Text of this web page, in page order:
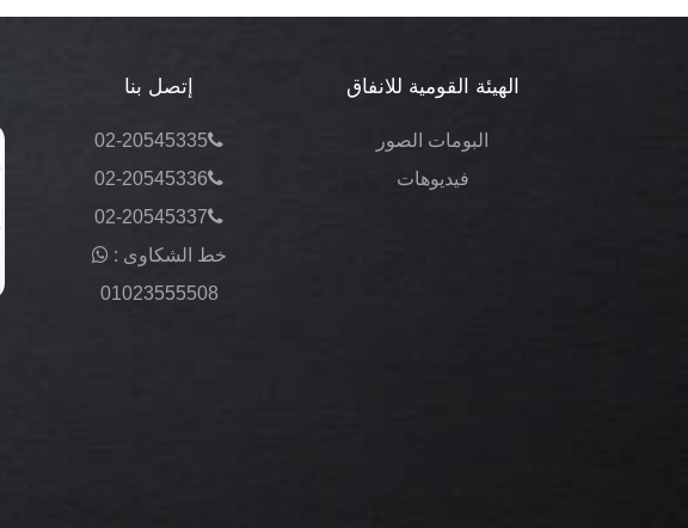
الهيئة القومية للانفاق
البومات الصور
فيديوهات
إتصل بنا
02-20545335
02-20545336
02-20545337
خط الشكاوى :
01023555508